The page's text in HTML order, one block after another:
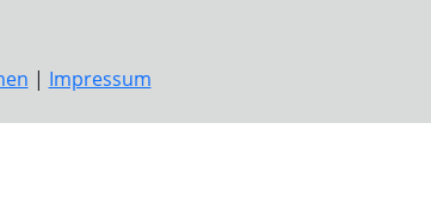
| Impressum